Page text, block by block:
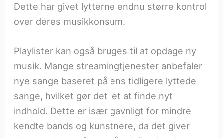
Dette har givet lytterne endnu større kontrol
over deres musikkonsum.
Playlister kan også bruges til at opdage ny
musik. Mange streamingtjenester anbefaler
nye sange baseret på ens tidligere lyttede
sange, hvilket gør det let at finde nyt
indhold. Dette er især gavnligt for mindre
kendte bands og kunstnere, da det giver